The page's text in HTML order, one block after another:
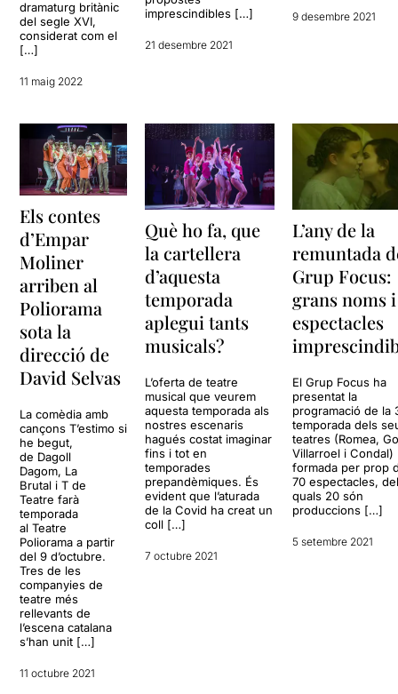
dramaturg britànic
del segle XVI,
considerat com el
[…]
11 maig 2022
imprescindibles […]
21 desembre 2021
9 desembre 2021
Els contes
d’Empar
Moliner
arriben al
Poliorama
sota la
direcció de
David Selvas
La comèdia amb
cançons T’estimo si
he begut,
de Dagoll
Dagom, La
Brutal i T de
Teatre farà
temporada
al Teatre
Poliorama a partir
del 9 d’octubre.
Tres de les
companyies de
teatre més
rellevants de
l’escena catalana
s’han unit […]
11 octubre 2021
Què ho fa, que
la cartellera
d’aquesta
temporada
aplegui tants
musicals?
L’oferta de teatre
musical que veurem
aquesta temporada als
nostres escenaris
hagués costat imaginar
fins i tot en
temporades
prepandèmiques. És
evident que l’aturada
de la Covid ha creat un
coll […]
7 octubre 2021
L’any de la
remuntada
Grup Focus:
grans noms i
espectacles
El Grup Focus ha
presentat la
programació de la
temporada dels
teatres (Romea,
Villarroel i Condal)
formada per prop
70 espectacles,
quals 20 són
produccions […]
5 setembre 2021